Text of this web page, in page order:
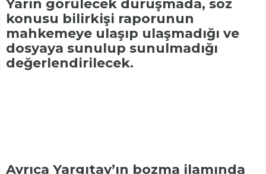
Yarın görülecek duruşmada, söz
konusu bilirkişi raporunun
mahkemeye ulaşıp ulaşmadığı ve
dosyaya sunulup sunulmadığı
değerlendirilecek.
Ayrıca Yargıtay’ın bozma ilamında